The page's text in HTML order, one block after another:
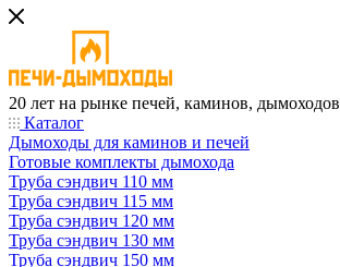
20 лет на рынке печей, каминов, дымоходов
Каталог
Дымоходы для каминов и печей
Готовые комплекты дымохода
Труба сэндвич 110 мм
Труба сэндвич 115 мм
Труба сэндвич 120 мм
Труба сэндвич 130 мм
Труба сэндвич 150 мм